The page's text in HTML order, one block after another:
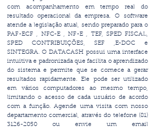
com acompanhamento em tempo real do
resultado operacional da empresa.O software
atende a legislação atual, sendo preparado para o
PAF-ECF , NFC-E , NF-E , TEF, SPED FISCAL,
SPED CONTRIBUIÇÕES, SEF ,E-DOC e
SINTEGRA. O DATACASH possui uma interface
intuitiva e padronizada que facilita o aprendizado
do sistema e permite que se comece a gerar
resultados rapidamente. Ele pode ser utilizado
em vários computadores ao mesmo tempo,
limitando o acesso de cada usuário de acordo
com a função.Agende uma visita com nosso
departamento comercial, através do telefone (81)
3126-2050 ou envie um email